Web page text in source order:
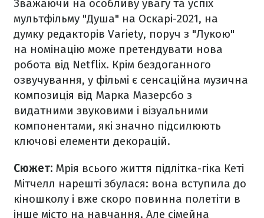
Зважаючи на особливу увагу та успіх
мультфільму "Душа" на Оскарі-2021, на
думку редакторів Variety, поруч з "Лукою"
на номінацію може претендувати нова
робота від Netflix. Крім бездоганного
озвучування, у фільмі є сенсаційна музична
композиція від Марка Мазерсбо з
видатними звуковими і візуальними
компонентами, які значно підсилюють
ключові елементи декорацій.
Сюжет: Мрія всього життя підлітка-гіка Кеті
Мітчелл нарешті збулася: вона вступила до
кіношколу і вже скоро повинна полетіти в
інше місто на навчання. Але сімейна